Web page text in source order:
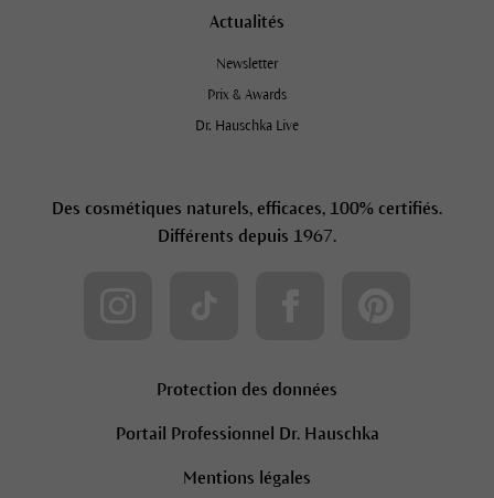
Actualités
Newsletter
Prix & Awards
Dr. Hauschka Live
Des cosmétiques naturels, efficaces, 100% certifiés.
Différents depuis 1967.
Protection des données
Portail Professionnel Dr. Hauschka
Mentions légales